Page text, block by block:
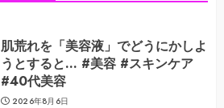
肌荒れを「美容液」でどうにかしよ
うとすると… #美容 #スキンケア
#40代美容
2026年8月6日